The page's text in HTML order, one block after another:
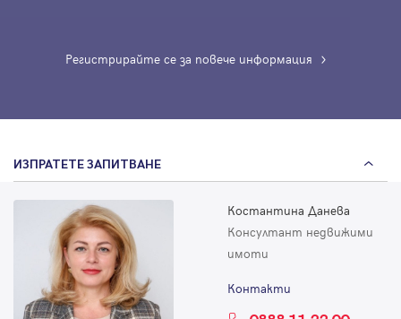
Регистрирайте се за повече информация
ИЗПРАТЕТЕ ЗАПИТВАНЕ
Костантина Данева
Консултант недвижими
имоти
Контакти